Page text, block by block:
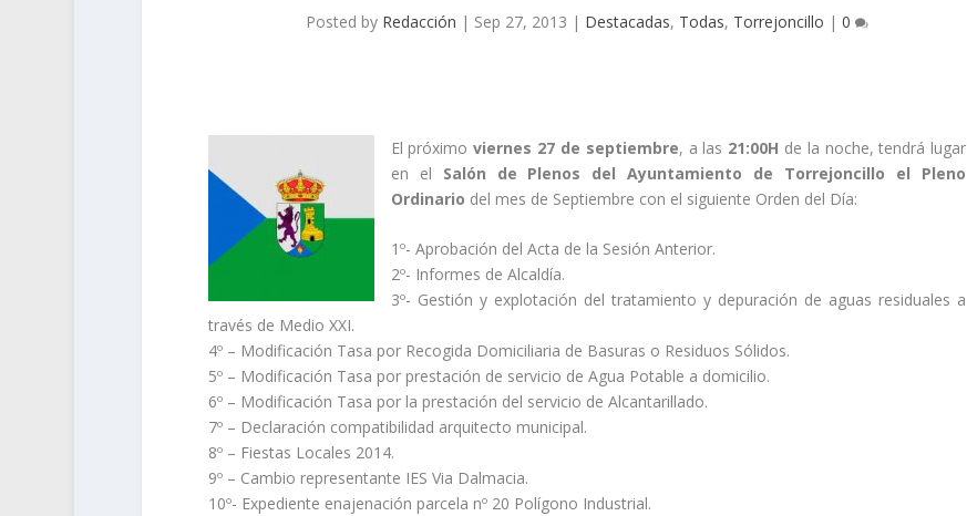
Posted by Redacción | Sep 27, 2013 | Destacadas, Todas, Torrejoncillo | 0
El próximo viernes 27 de septiembre, a las 21:00H de la noche, tendrá lugar
en el Salón de Plenos del Ayuntamiento de Torrejoncillo el Pleno
Ordinario del mes de Septiembre con el siguiente Orden del Día:
1º- Aprobación del Acta de la Sesión Anterior.
2º- Informes de Alcaldía.
3º- Gestión y explotación del tratamiento y depuración de aguas residuales a
través de Medio XXI.
4º – Modificación Tasa por Recogida Domiciliaria de Basuras o Residuos Sólidos.
5º – Modificación Tasa por prestación de servicio de Agua Potable a domicilio.
6º – Modificación Tasa por la prestación del servicio de Alcantarillado.
7º – Declaración compatibilidad arquitecto municipal.
8º – Fiestas Locales 2014.
9º – Cambio representante IES Via Dalmacia.
10º- Expediente enajenación parcela nº 20 Polígono Industrial.